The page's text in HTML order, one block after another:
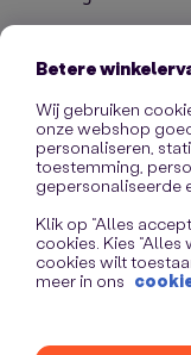
Betere
Wij gebruiken
onze webshop
personaliseren,
toestemming,
gepersonaliseerde
Klik op “Alles
cookies. Kies
cookies wilt
meer in ons